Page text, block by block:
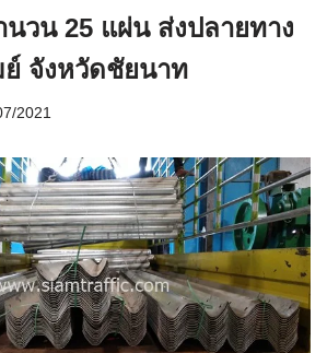
วน 25 แผ่น ส่งปลายทาง
ย์ จังหวัดชัยนาท
2021